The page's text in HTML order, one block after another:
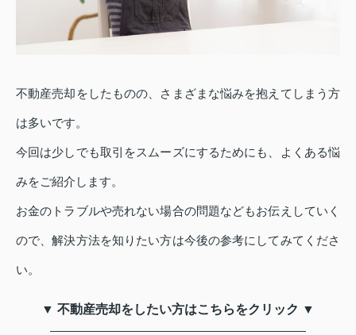
不動産売却をしたものの、さまざまな悩みを抱えてしまう方
は多いです。
今回は少しでも取引をスムーズにするためにも、よくある悩
みをご紹介します。
お金のトラブルや売れない場合の問題などもお伝えしていく
ので、解決方法を知りたい方は今後の参考にしてみてくださ
い。
▼ 不動産売却をしたい方はこちらをクリック ▼